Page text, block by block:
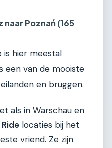
Poznań (165
is hier meestal
een van de mooiste
en bruggen.
als in Warschau en
locaties bij het
vriend. Ze zijn